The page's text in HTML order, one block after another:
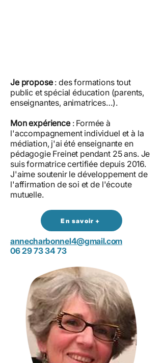
Je propose: des formations tout
public et spécial éducation (parents,
enseignantes, animatrices…).
Mon expérience: Formée à
l'accompagnement individuel et à la
médiation, j'ai été enseignante en
pédagogie Freinet pendant 25 ans. Je
suis formatrice certifiée depuis 2016.
J'aime soutenir le développement de
l'affirmation de soi et de l'écoute
mutuelle.
En savoir +
annecharbonnel4@gmail.com
06 29 73 34 73